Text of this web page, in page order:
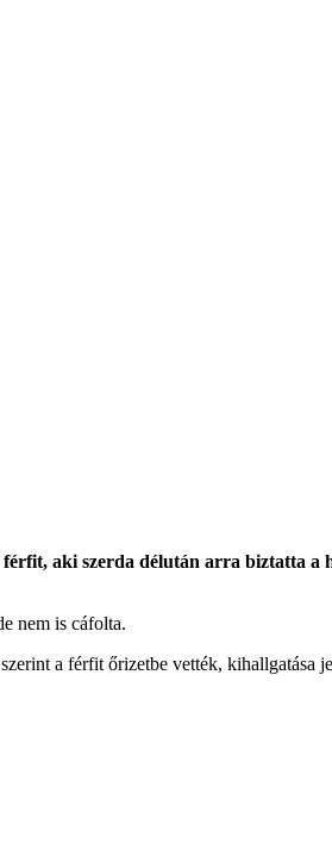
aki szerda délután arra biztatta a
nem is cáfolta.
a férfit őrizetbe vették, kihallgatása